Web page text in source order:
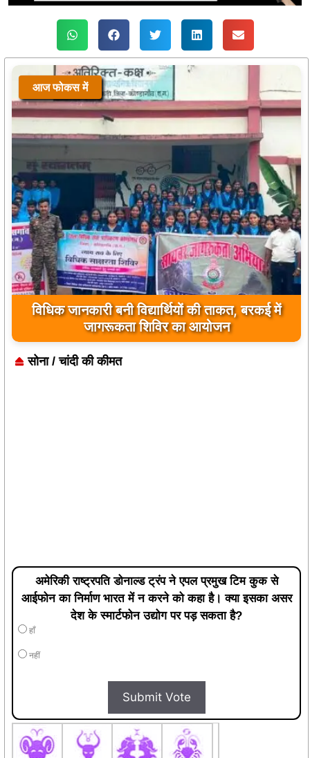
आज फोकस में
प्रयागराज के ‘छात्रों की गूंज’ कार्यक्रम से जुड़े बिलासपुर
के युवा, राहुल गांधी के विचारों को सुना
आज फोकस में
विधिक जानकारी बनी विद्यार्थियों की ताकत, बरकई में
जागरूकता शिविर का आयोजन
सोना / चांदी की कीमत
अमेरिकी राष्ट्रपति डोनाल्ड ट्रंप ने एपल प्रमुख टिम कुक से
आईफोन का निर्माण भारत में न करने को कहा है। क्या इसका असर
देश के स्मार्टफोन उद्योग पर पड़ सकता है?
हाँ
नहीं
Submit Vote